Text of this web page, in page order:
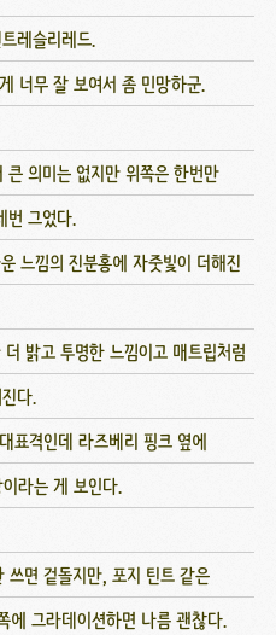
레슬리레드.
너무 잘 보여서 좀 민망하군.
의미는 없지만 위쪽은 한번만
번 그었다.
느낌의 진분홍에 자줏빛이 더해진
밝고 투명한 느낌이고 매트립처럼
다.
표격인데 라즈베리 핑크 옆에
라는 게 보인다.
면 겉돌지만, 포지 틴트 같은
에 그라데이션하면 나름 괜찮다.